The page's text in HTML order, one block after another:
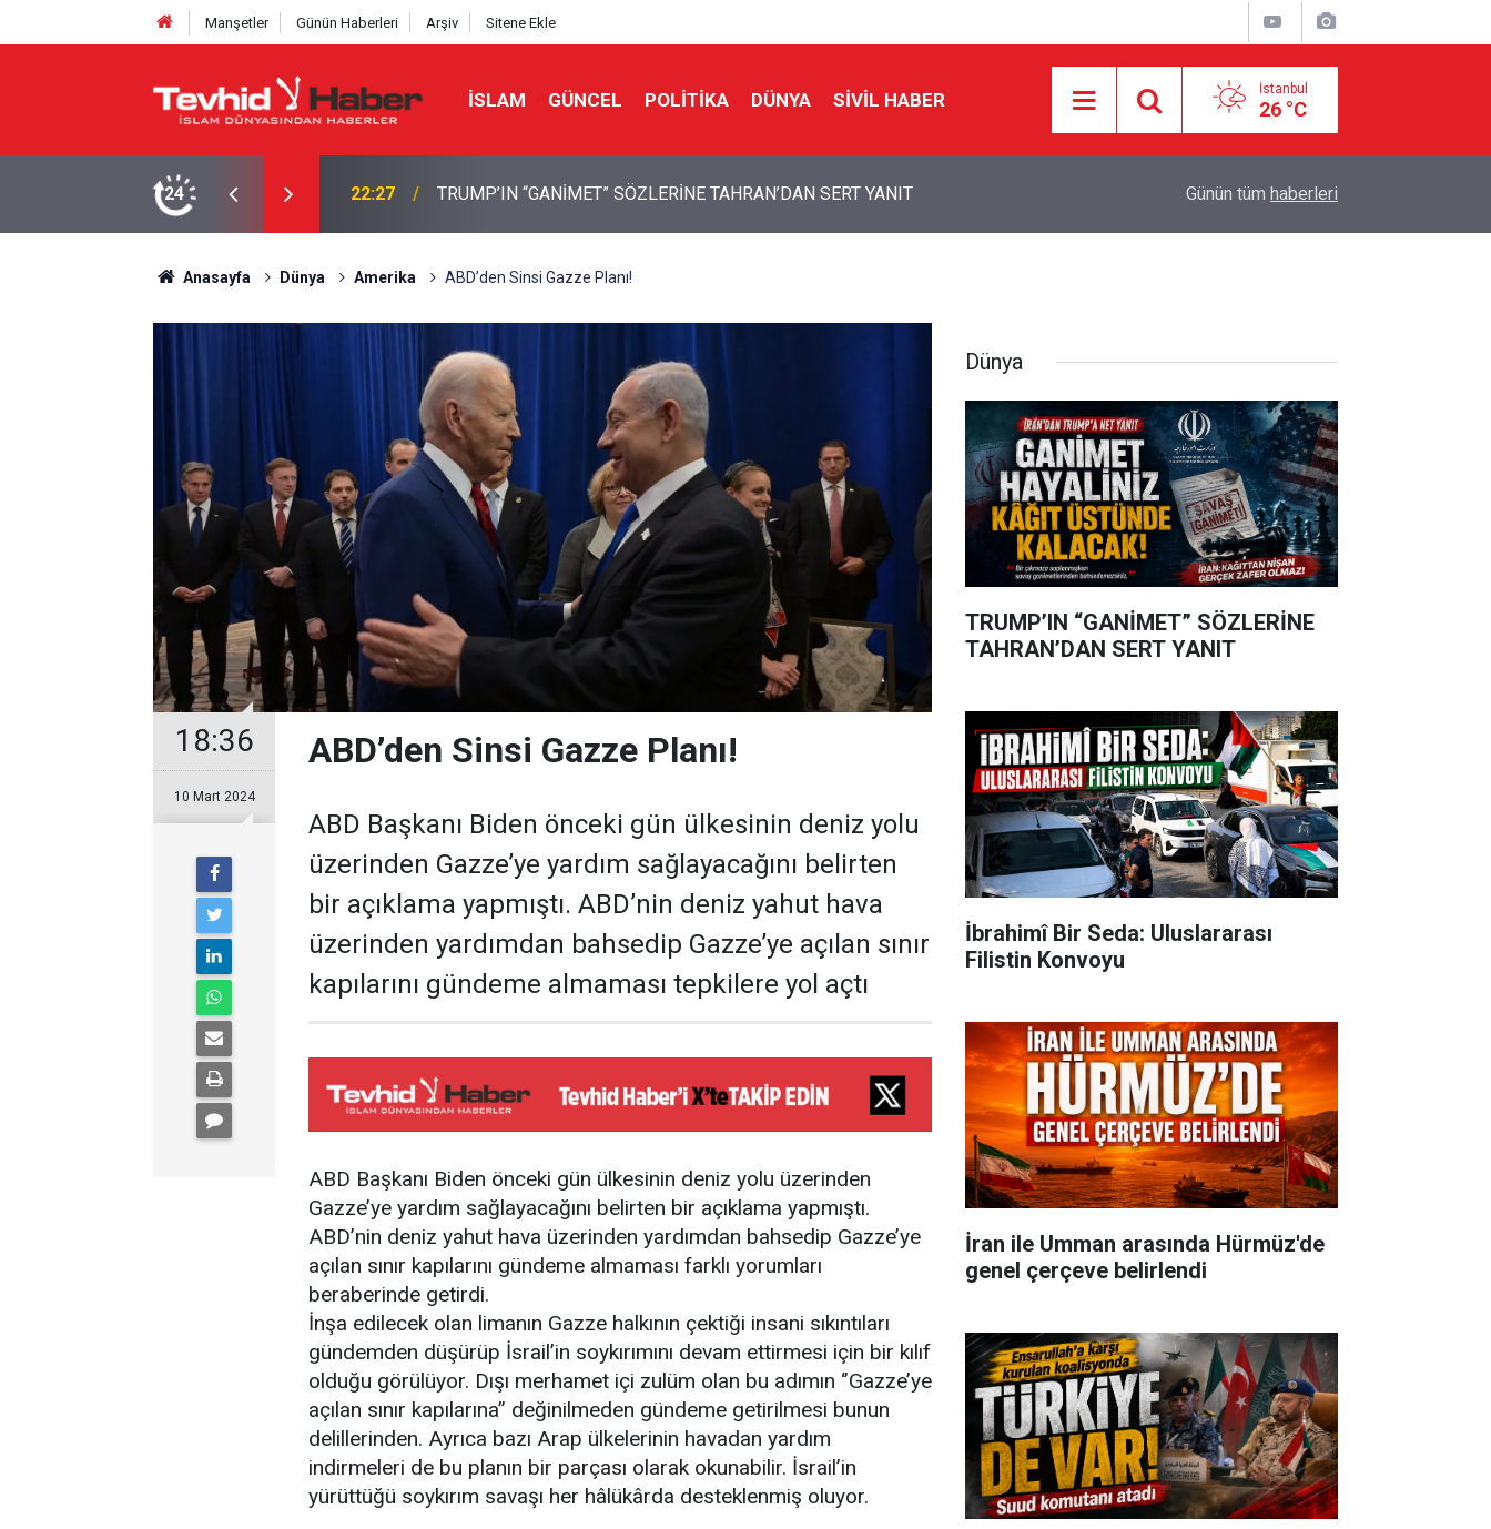
Manşetler Günün Haberleri Arşiv Sitene Ekle
İSLAM GÜNCEL POLITIKA DÜNYA SIVIL HABER İstanbul
26 °C
24
TAHRAN’DAN SERT YANIT 22:13 İbrahimî Bir Seda: Uluslararası Filistin Konvoyu İran ile Umman arasında Hürmüz'de genel
Günün tüm haberleri
Anasayfa Dünya Amerika ABD’den Sinsi Gazze Planı!
18:36
10 Mart 2024
ABD’den Sinsi Gazze Planı!
ABD Başkanı Biden önceki gün ülkesinin deniz yolu
üzerinden Gazze’ye yardım sağlayacağını belirten
bir açıklama yapmıştı. ABD’nin deniz yahut hava
üzerinden yardımdan bahsedip Gazze’ye açılan sınır
kapılarını gündeme almaması tepkilere yol açtı
ABD Başkanı Biden önceki gün ülkesinin deniz yolu üzerinden
Gazze’ye yardım sağlayacağını belirten bir açıklama yapmıştı.
ABD’nin deniz yahut hava üzerinden yardımdan bahsedip Gazze’ye
açılan sınır kapılarını gündeme almaması farklı yorumları
beraberinde getirdi.
İnşa edilecek olan limanın Gazze halkının çektiği insani sıkıntıları
gündemden düşürüp İsrail’in soykırımını devam ettirmesi için bir kılıf
olduğu görülüyor. Dışı merhamet içi zulüm olan bu adımın ‘’Gazze’ye
açılan sınır kapılarına’’ değinilmeden gündeme getirilmesi bunun
delillerinden. Ayrıca bazı Arap ülkelerinin havadan yardım
indirmeleri de bu planın bir parçası olarak okunabilir. İsrail’in
yürüttüğü soykırım savaşı her hâlükârda desteklenmiş oluyor.
Dünya
TRUMP’IN “GANİMET” SÖZLERİNE
TAHRAN’DAN SERT YANIT
İbrahimî Bir Seda: Uluslararası
Filistin Konvoyu
İran ile Umman arasında Hürmüz'de
genel çerçeve belirlendi